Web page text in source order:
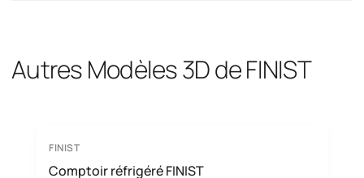
Autres Modèles 3D de FINIST
FINIST
Comptoir réfrigéré FINIST